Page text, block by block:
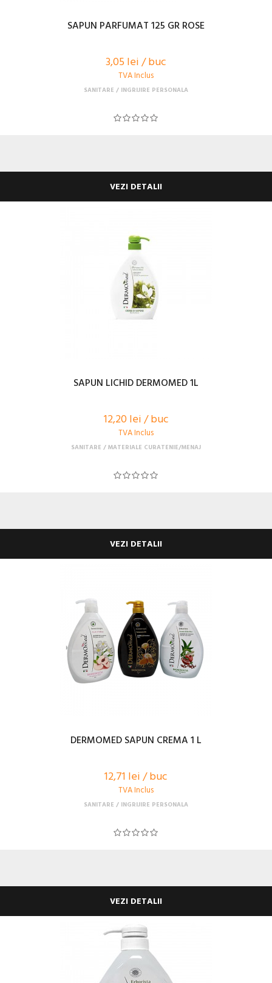
SAPUN PARFUMAT 125 GR ROSE
3,05 lei / buc
TVA Inclus
SANITARE INGRIJIRE PERSONALA
VEZI DETALII
SAPUN LICHID DERMOMED 1L
12,20 lei / buc
TVA Inclus
SANITARE MATERIALE CURATENIE/MENAJ
VEZI DETALII
DERMOMED SAPUN CREMA 1 L
12,71 lei / buc
TVA Inclus
SANITARE INGRIJIRE PERSONALA
VEZI DETALII